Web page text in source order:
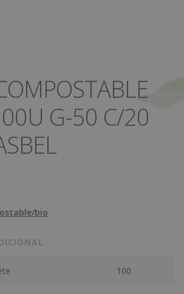
G-50 C/20
bio
100